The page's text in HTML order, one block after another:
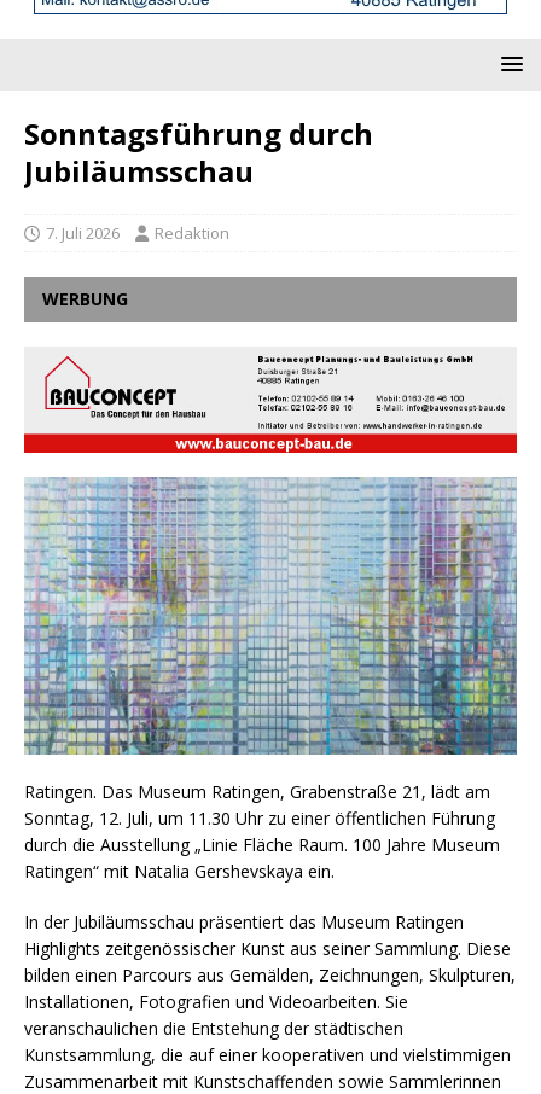
Sonntagsführung durch
Jubiläumsschau
7. Juli 2026 Redaktion
WERBUNG
Ratingen. Das Museum Ratingen, Grabenstraße 21, lädt am
Sonntag, 12. Juli, um 11.30 Uhr zu einer öffentlichen Führung
durch die Ausstellung „Linie Fläche Raum. 100 Jahre Museum
Ratingen“ mit Natalia Gershevskaya ein.
In der Jubiläumsschau präsentiert das Museum Ratingen
Highlights zeitgenössischer Kunst aus seiner Sammlung. Diese
bilden einen Parcours aus Gemälden, Zeichnungen, Skulpturen,
Installationen, Fotografien und Videoarbeiten. Sie
veranschaulichen die Entstehung der städtischen
Kunstsammlung, die auf einer kooperativen und vielstimmigen
Zusammenarbeit mit Kunstschaffenden sowie Sammlerinnen